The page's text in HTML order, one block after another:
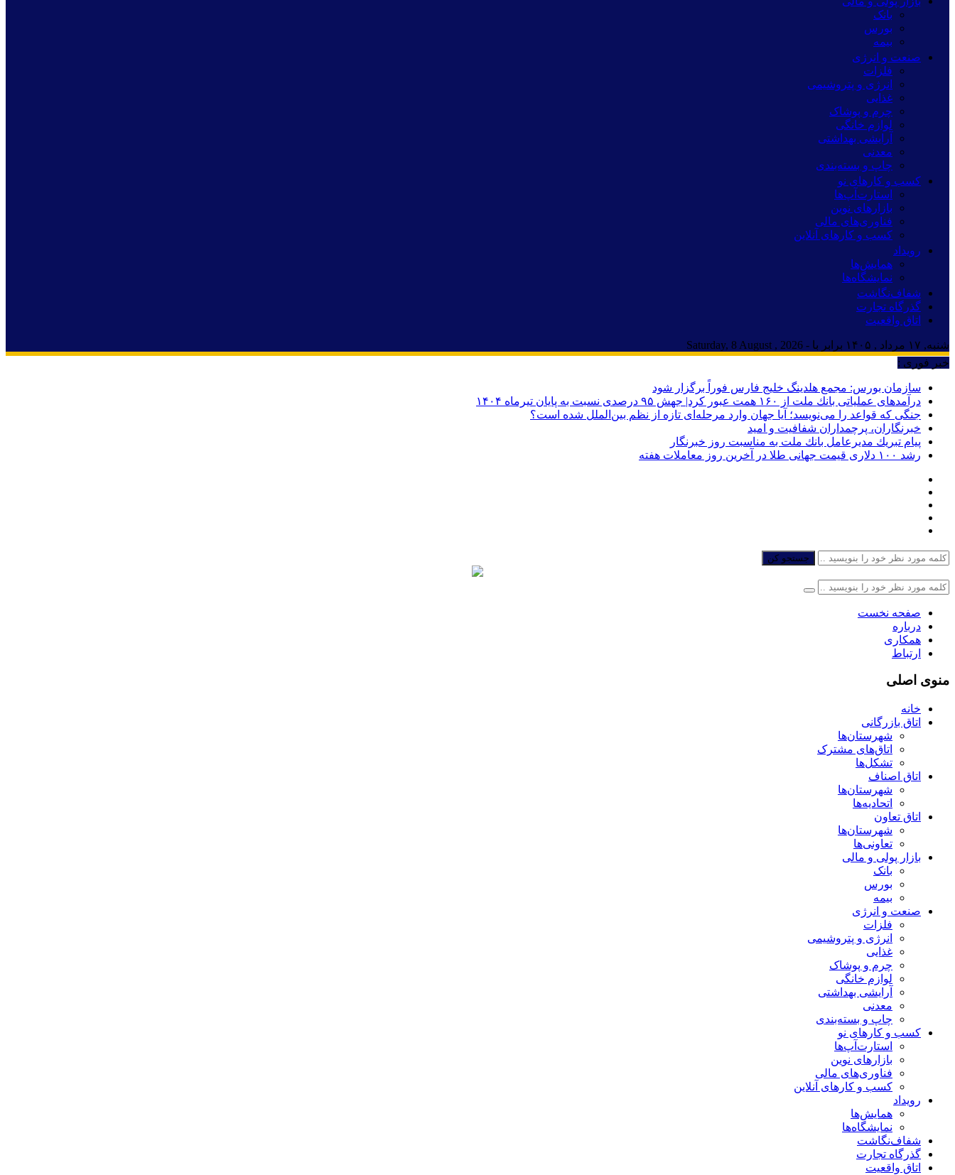
بانک
بورس
بیمه
صنعت و انرژی
فلزات
انرژی و پتروشیمی
غذایی
چرم و پوشاک
لوازم خانگی
آرایشی بهداشتی
معدنی
چاپ و بسته‌بندی
کسب و کارهای نو
استارت‌آپ‌ها
بازارهای نوین
فناوری‌های مالی
کسب و کارهای آنلاین
رویداد
همایش‌ها
نمایشگاه‌ها
شفاف‌نگاشت
گذرگاه تجارت
اتاق واقعیت
شنبه, ۱۷ مرداد , ۱۴۰۵ برابر با - Saturday, 8 August , 2026
خبر فوری :
سازمان بورس: مجمع هلدینگ خلیج فارس فوراً برگزار شود
درآمدهای عملیاتی بانك ملت از ۱۶۰ همت عبور كرد| جهش ۹۵ درصدی نسبت به پایان تیرماه ۱۴۰۴
جنگی که قواعد را می‌نویسد؛ آیا جهان وارد مرحله‌ای تازه از نظم بین‌الملل شده است؟
خبرنگاران، پرچمداران شفافیت و امید
پیام تبریك مدیرعامل بانك ملت به مناسبت روز خبرنگار
رشد ۱۰۰ دلاری قیمت جهانی طلا در آخرین روز معاملات هفته
جستجو کن
صفحه نخست
درباره
همکاری
ارتباط
منوی اصلی
خانه
اتاق بازرگانی
شهرستان‌ها
اتاق‌های مشترک
تشکل‌ها
اتاق اصناف
شهرستان‌ها
اتحادیه‌ها
اتاق تعاون
شهرستان‌ها
تعاونی‌ها
بازار پولی و مالی
بانک
بورس
بیمه
صنعت و انرژی
فلزات
انرژی و پتروشیمی
غذایی
چرم و پوشاک
لوازم خانگی
آرایشی بهداشتی
معدنی
چاپ و بسته‌بندی
کسب و کارهای نو
استارت‌آپ‌ها
بازارهای نوین
فناوری‌های مالی
کسب و کارهای آنلاین
رویداد
همایش‌ها
نمایشگاه‌ها
شفاف‌نگاشت
گذرگاه تجارت
اتاق واقعیت